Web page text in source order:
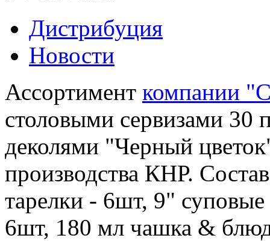
Дистрибуция
Новости
Ассортимент компании
столовыми сервизами 30
деколями "Черный
производства КНР.
тарелки - 6шт, 9"
6шт, 180 мл чашка &